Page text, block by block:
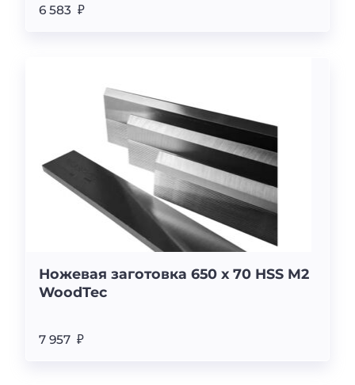
6 583 ₽
Ножевая заготовка 650 x 70 HSS M2
WoodTec
7 957 ₽